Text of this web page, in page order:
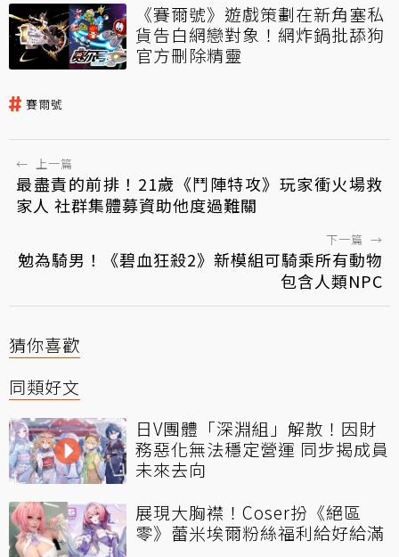
《賽爾號》遊戲策劃在新角塞私
貨告白網戀對象！網炸鍋批舔狗
官方刪除精靈
賽爾號
← 上一篇
最盡責的前排！21歲《鬥陣特攻》玩家衝火場救
家人 社群集體募資助他度過難關
下一篇 →
勉為騎男！《碧血狂殺2》新模組可騎乘所有動物
包含人類NPC
猜你喜歡
同類好文
日V團體「深淵組」解散！因財
務惡化無法穩定營運 同步揭成員
未來去向
展現大胸襟！Coser扮《絕區
零》蕾米埃爾粉絲福利給好給滿